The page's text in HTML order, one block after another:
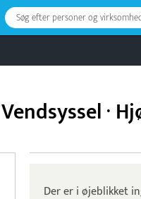
Søg efter personer og
·
Der er i øjeblikket